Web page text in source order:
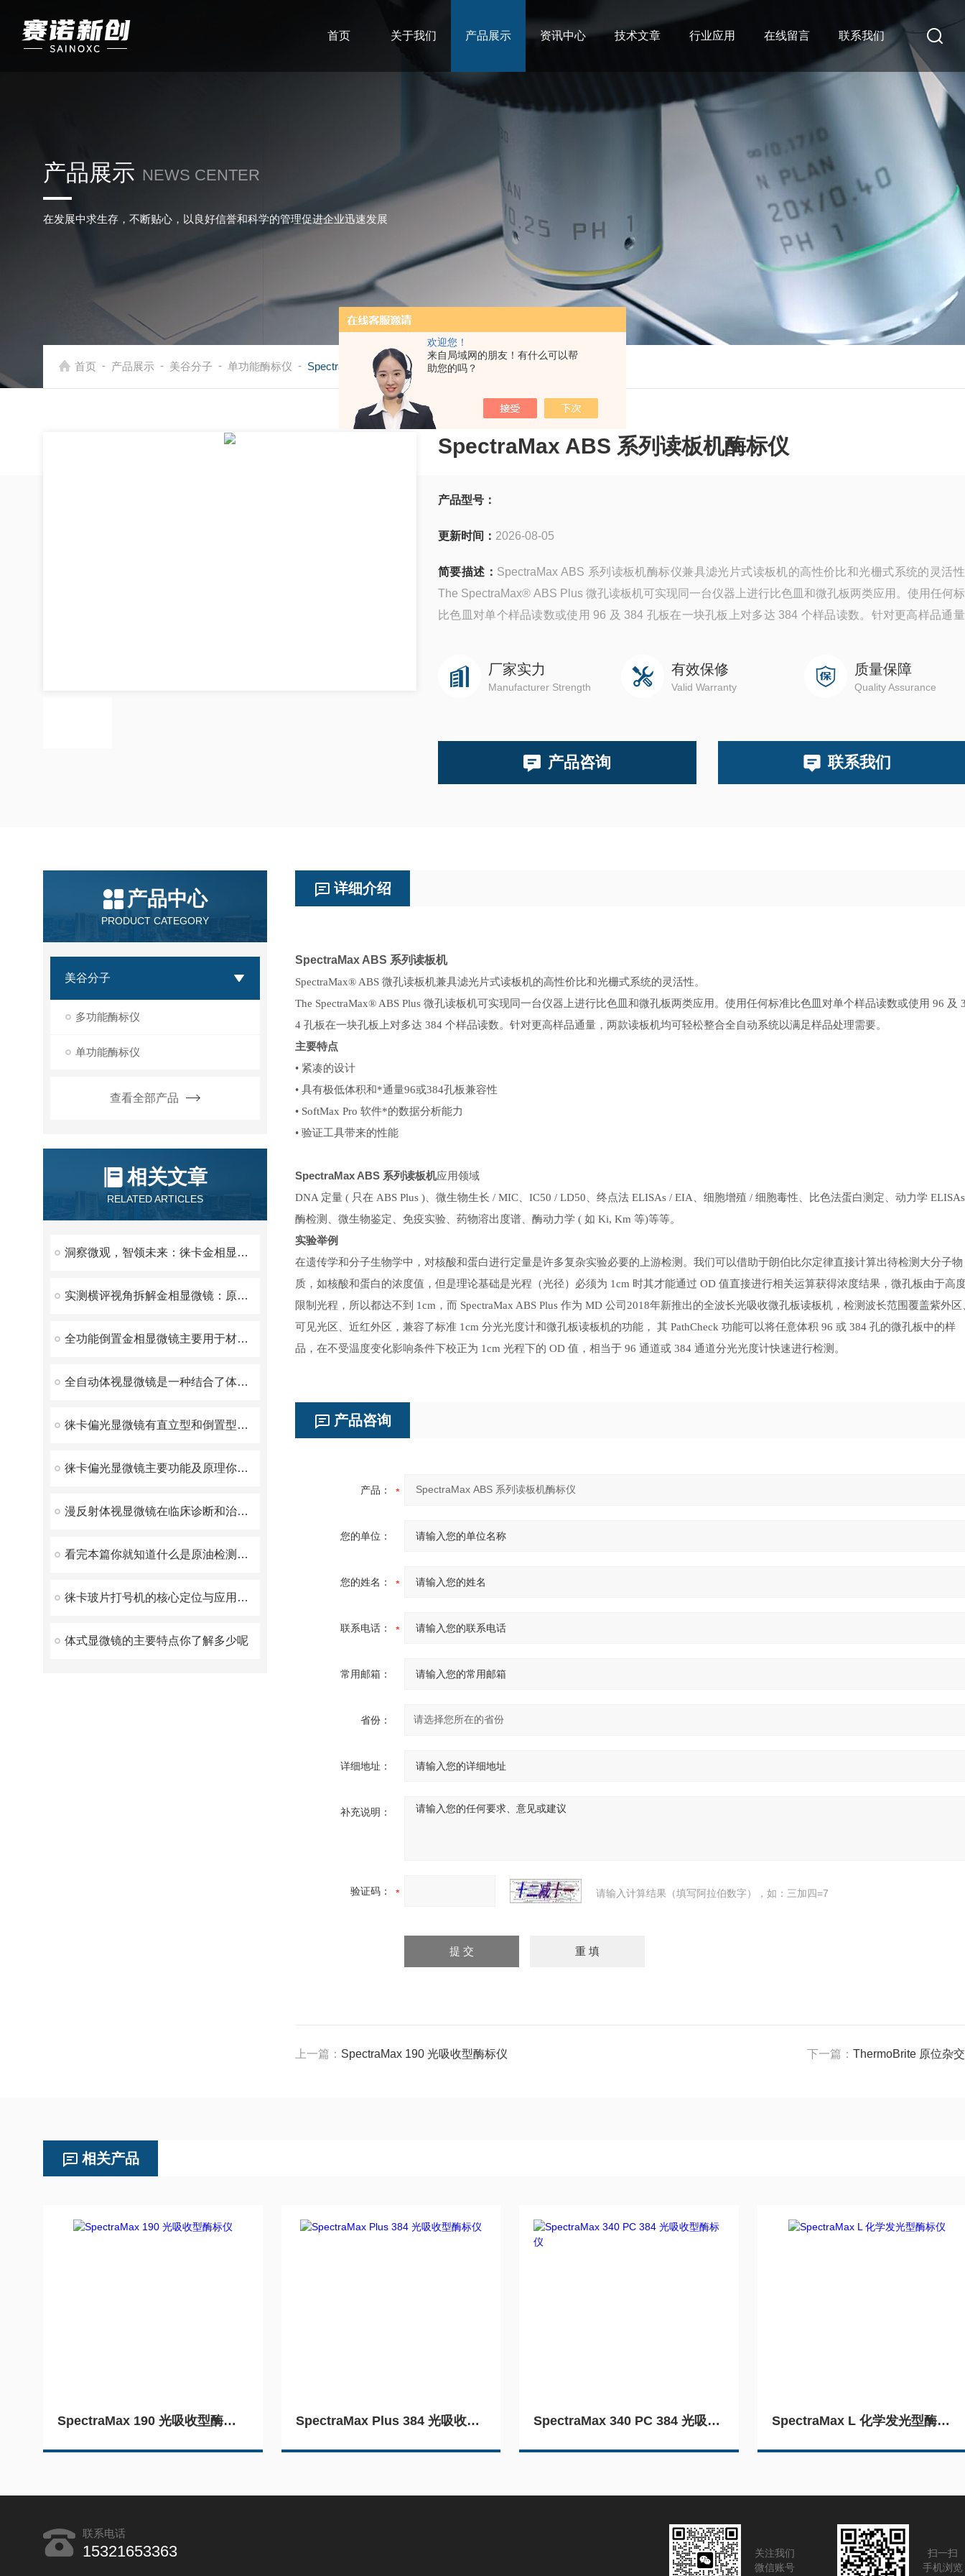
欢迎您！
来自局域网的朋友！有什么可以帮
助您的吗？
首页 关于我们 产品展示 资讯中心 技术文章 行业应用 在线留言 联系我们
产品展示 NEWS CENTER
在发展中求生存，不断贴心，以良好信誉和科学的管理促进企业迅速发展
首页 - 产品展示 - 美谷分子 - 单功能酶标仪 - SpectraMax ABS 系列读板机酶标仪
SpectraMax ABS 系列读板机酶标仪
产品型号：
更新时间： 2026-08-05
简要描述： SpectraMax ABS 系列读板机酶标仪兼具滤光片式读板机的高性价比和光栅式系统的灵活
The SpectraMax® ABS Plus 微孔读板机可实现同一台仪器上进行比色皿和微孔板两类应用。使用任何
比色皿对单个样品读数或使用 96 及 384 孔板在一块孔板上对多达 384 个样品读数。针对更高样品通
厂家实力
Manufacturer Strength
有效保修
Valid Warranty
质量保障
Quality Assurance
产品咨询 联系我们
产品中心
PRODUCT CATEGORY
美谷分子
多功能酶标仪
单功能酶标仪
查看全部产品
相关文章
RELATED ARTICLES
洞察微观，智领未来：徕卡金相显微镜重塑材料分析新高度
实测横评视角拆解金相显微镜：原理、选型、实操全维度解析
全功能倒置金相显微镜主要用于材料的显微组织分析
全自动体视显微镜是一种结合了体视显微镜和自动化技术的设备
徕卡偏光显微镜有直立型和倒置型两种
徕卡偏光显微镜主要功能及原理你了解多少
漫反射体视显微镜在临床诊断和治疗中发挥着重要作用
看完本篇你就知道什么是原油检测视频显微镜了
徕卡玻片打号机的核心定位与应用价值是什么？
体式显微镜的主要特点你了解多少呢
详细介绍
SpectraMax ABS 系列读板机
SpectraMax® ABS 微孔读板机兼具滤光片式读板机的高性价比和光栅式系统的灵活性。
The SpectraMax® ABS Plus 微孔读板机可实现同一台仪器上进行比色皿和微孔板两类应用。使用任何标准比色皿对单个样品读数或使用 96 及
4 孔板在一块孔板上对多达 384 个样品读数。针对更高样品通量，两款读板机均可轻松整合全自动系统以满足样品处理需要。
主要特点
• 紧凑的设计
• 具有极低体积和*通量96或384孔板兼容性
• SoftMax Pro 软件*的数据分析能力
• 验证工具带来的性能
SpectraMax ABS 系列读板机应用领域
DNA 定量 ( 只在 ABS Plus )、微生物生长 / MIC、IC50 / LD50、终点法 ELISAs / EIA、细胞增殖 / 细胞毒性、比色法蛋白测定、动力学
酶检测、微生物鉴定、免疫实验、药物溶出度谱、酶动力学 ( 如 Ki, Km 等)等等。
实验举例
在遗传学和分子生物学中，对核酸和蛋白进行定量是许多复杂实验必要的上游检测。我们可以借助于朗伯比尔定律直接计算出待检测大分子物
质，如核酸和蛋白的浓度值，但是理论基础是光程（光径）必须为 1cm 时其才能通过 OD 值直接进行相关运算获得浓度结果，微孔板由于高
限制光程，所以都达不到 1cm，而 SpectraMax ABS Plus 作为 MD 公司2018年新推出的全波长光吸收微孔板读板机，检测波长范围覆盖紫外区
可见光区、近红外区，兼容了标准 1cm 分光光度计和微孔板读板机的功能， 其 PathCheck 功能可以将任意体积 96 或 384 孔的微孔板中的样
品，在不受温度变化影响条件下校正为 1cm 光程下的 OD 值，相当于 96 通道或 384 通道分光光度计快速进行检测。
产品咨询
产品：
您的单位：
您的姓名：
联系电话：
常用邮箱：
省份：
详细地址：
补充说明：
验证码： 请输入计算结果（填写阿拉伯数字），如：三加四=7
上一篇： SpectraMax 190 光吸收型酶标仪 下一篇： ThermoBrite 原位杂
相关产品
SpectraMax 190 光吸收型酶标仪 SpectraMax Plus 384 光吸收型酶标仪 SpectraMax 340 PC 384 光吸收型酶标仪 SpectraMax L 化学发光型酶标仪
联系电话
15321653363
关注我们
微信账号
扫一扫
手机浏览